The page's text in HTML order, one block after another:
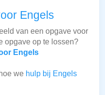
Engels
van een opgave voor
opgave op te lossen?
Engels
we hulp bij Engels